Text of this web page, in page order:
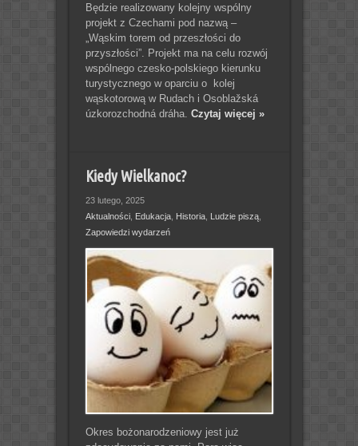
Będzie realizowany kolejny wspólny
projekt z Czechami pod nazwą –
„Wąskim torem od przeszłości do
przyszłości”. Projekt ma na celu rozwój
wspólnego czesko-polskiego kierunku
turystycznego w oparciu o kolej
wąskotorową w Rudach i Osoblažská
úzkorozchodná dráha. Czytaj więcej »
Kiedy Wielkanoc?
23 lutego, 2025
Aktualności, Edukacja, Historia, Ludzie piszą,
Zapowiedzi wydarzeń
Okres bożonarodzeniowy jest już